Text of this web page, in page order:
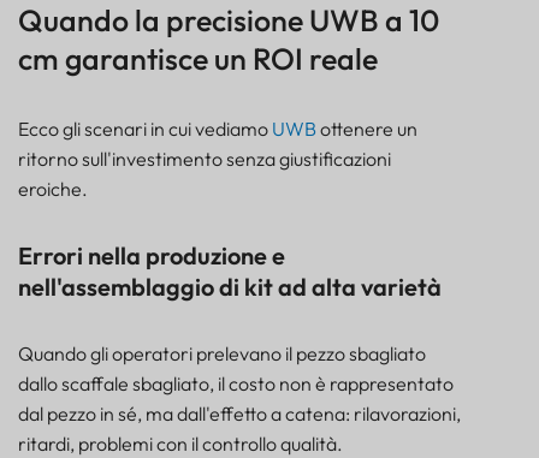
Quando la precisione UWB a 10
cm garantisce un ROI reale
Ecco gli scenari in cui vediamo UWB ottenere un
ritorno sull'investimento senza giustificazioni
eroiche.
Errori nella produzione e
nell'assemblaggio di kit ad alta varietà
Quando gli operatori prelevano il pezzo sbagliato
dallo scaffale sbagliato, il costo non è rappresentato
dal pezzo in sé, ma dall'effetto a catena: rilavorazioni,
ritardi, problemi con il controllo qualità.